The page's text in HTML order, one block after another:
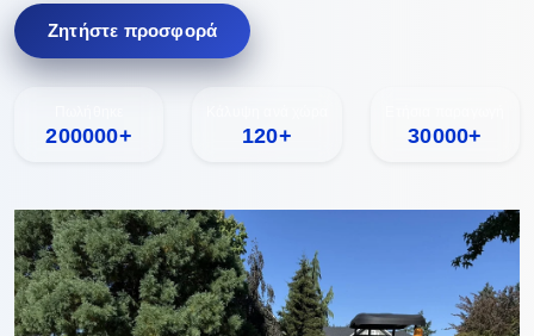
Ζητήστε προσφορά
200000+ 120+ 30000+